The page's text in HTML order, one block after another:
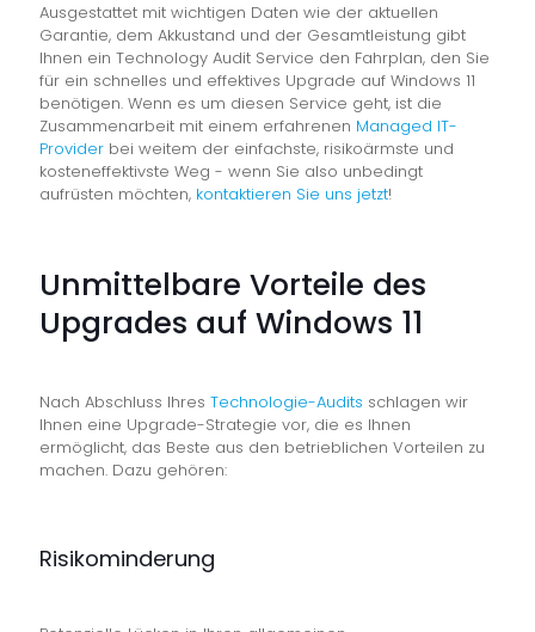
Ausgestattet mit wichtigen Daten wie der aktuellen
Garantie, dem Akkustand und der Gesamtleistung gibt
Ihnen ein Technology Audit Service den Fahrplan, den Sie
für ein schnelles und effektives Upgrade auf Windows 11
benötigen. Wenn es um diesen Service geht, ist die
Zusammenarbeit mit einem erfahrenen Managed IT-
Provider bei weitem der einfachste, risikoärmste und
kosteneffektivste Weg - wenn Sie also unbedingt
aufrüsten möchten, kontaktieren Sie uns jetzt!
Unmittelbare Vorteile des
Upgrades auf Windows 11
Nach Abschluss Ihres Technologie-Audits schlagen wir
Ihnen eine Upgrade-Strategie vor, die es Ihnen
ermöglicht, das Beste aus den betrieblichen Vorteilen zu
machen. Dazu gehören:
Risikominderung